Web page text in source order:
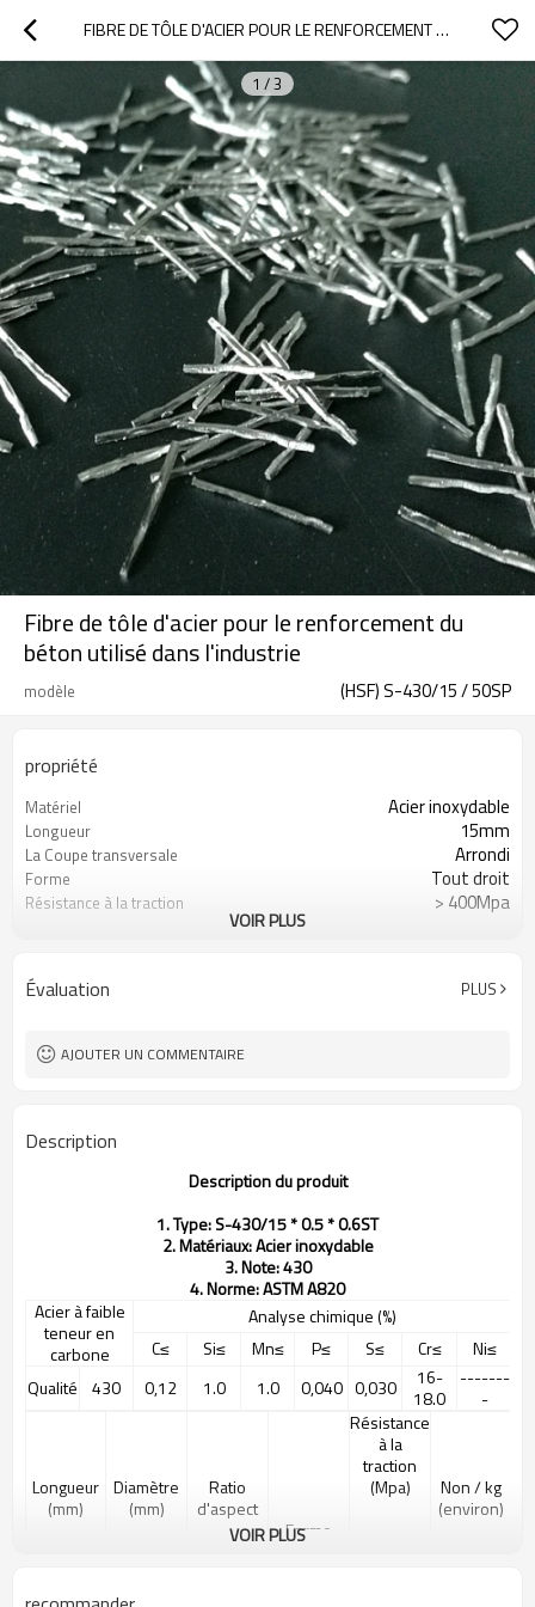
FIBRE DE TÔLE D'ACIER POUR LE RENFORCEMENT DU BÉTON UTILISÉ DANS L'INDUSTRIE
1 /3
Fibre de tôle d'acier pour le renforcement du
béton utilisé dans l'industrie
modèle (HSF) S-430/15 / 50SP
propriété
Matériel Acier inoxydable
Longueur 15mm
La Coupe transversale Arrondi
Forme Tout droit
Résistance à la traction > 400Mpa
Ratio d'aspect
la norme ASTM A820
VOIR PLUS
Évaluation PLUS
AJOUTER UN COMMENTAIRE
Description
Description du produit
1. Type: S-430/15 * 0.5 * 0.6ST
2. Matériaux: Acier inoxydable
3. Note: 430
4. Norme: ASTM A820
Acier à faible
teneur en
carbone
Analyse chimique (%)
C≤
Si≤ Mn≤ P≤ S≤ Cr≤
Ni≤
Qualité
430 0,12 1.0 1.0 0,040 0,030
16-
18.0
-------
-
Longueur
(mm)
Diamètre
(mm)
Ratio
d'aspect
Forme
Résistance
à la
traction
(Mpa)
Non / kg
(environ)
VOIR PLUS